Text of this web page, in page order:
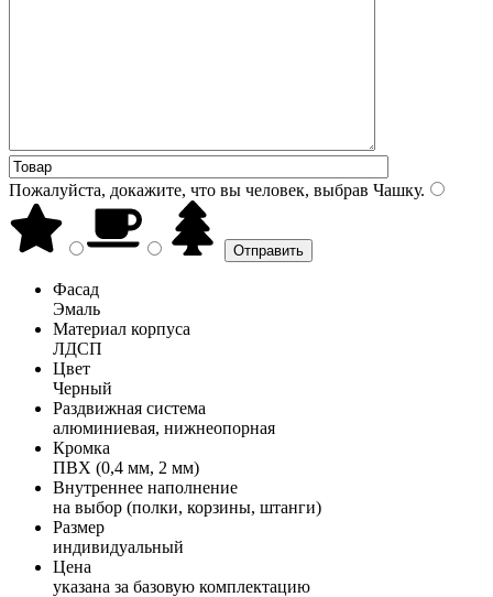
Пожалуйста, докажите, что вы человек, выбрав Чашку.
Фасад
Эмаль
Материал корпуса
ЛДСП
Цвет
Черный
Раздвижная система
алюминиевая, нижнеопорная
Кромка
ПВХ (0,4 мм, 2 мм)
Внутреннее наполнение
на выбор (полки, корзины, штанги)
Размер
индивидуальный
Цена
указана за базовую комплектацию